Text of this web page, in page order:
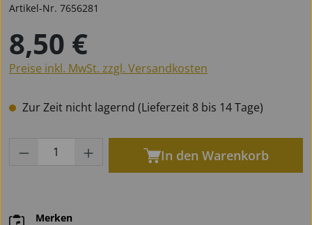
Artikel-Nr. 7656281
Regulärer Preis:
8,50 €
Preise inkl. MwSt. zzgl. Versandkosten
Zur Zeit nicht lagernd (Lieferzeit 8 bis 14 Tage)
Produkt Anzahl: Gib den gewünschten
In den Warenkorb
Merken